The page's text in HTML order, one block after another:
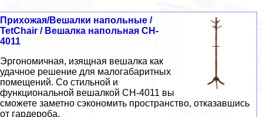
Прихожая/Вешалки напольные /
TetChair / Вешалка напольная CH-
4011
Эргономичная, изящная вешалка как
удачное решение для малогабаритных
помещений. Со стильной и
функциональной вешалкой CH-4011 вы
сможете заметно сэкономить пространство, отказавшись
от гардероба.